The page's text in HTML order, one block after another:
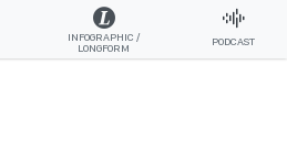
INFOGRAPHIC /
LONGFORM
PODCAST